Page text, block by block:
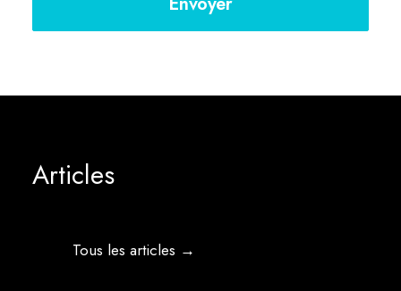
Articles
Tous les articles →